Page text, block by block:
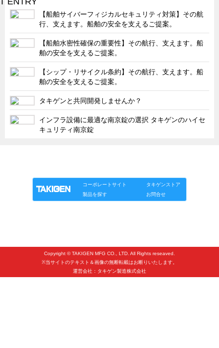
ビジサスニュース
ECOLOGY NEWS SCRAMBLE
わが街わが支店
支店所在地（歴史探訪）
ニッポン再発見
あれこれWATCH
こんなとき、どう言うの?
４コマ漫画 のんきなのんちゃん
CATEGORY タキゲンinfo.
展示会情報／報告レポート
工場見学
タキゲンの歴史
110周年企画
タキゲン売上ランキング
【船舶サイバーフィジカルセキュリティ対策】その航
行、支えます。船舶の安全を支えるご提案。
【船舶水密性確保の重要性】その航行、支えます。船
舶の安全を支えるご提案。
【シップ・リサイクル条約】その航行、支えます。船
舶の安全を支えるご提案。
タキゲンと共同開発しませんか？
インフラ設備に最適な南京錠の選択 タキゲンのハイセ
キュリティ南京錠
コーポレートサイト
タキゲンストア
製品を探す
お問合せ
Copyright © TAKIGEN MFG CO., LTD. All Rights reseaved.
※当サイトのテキスト＆画像の無断転載はお断りいたします。
運営会社：タキゲン製造株式会社